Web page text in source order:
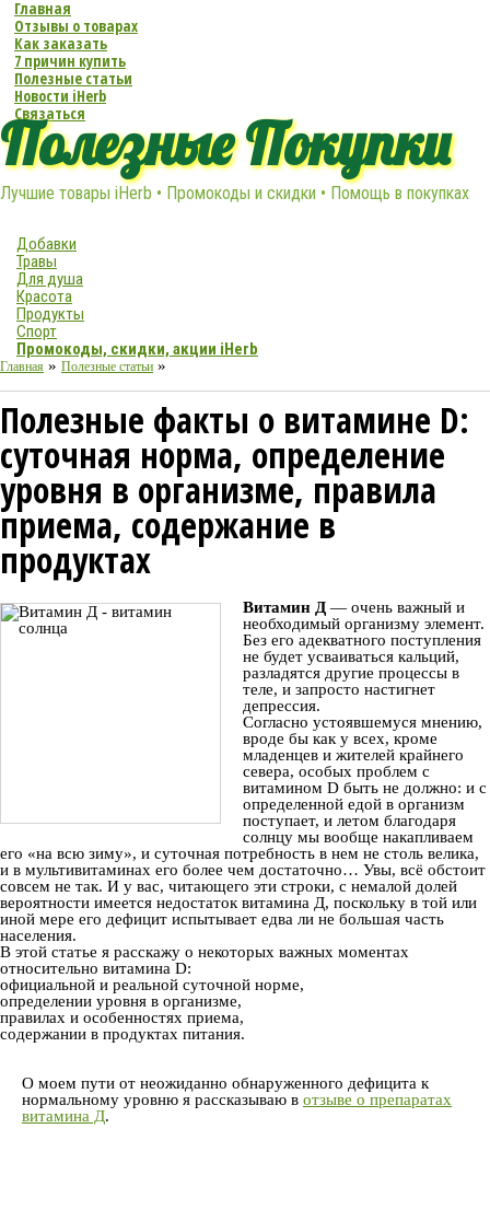
Главная
Отзывы о товарах
Как заказать
7 причин купить
Полезные статьи
Новости iHerb
Связаться
Полезные Покупки
Лучшие товары iHerb • Промокоды и скидки • Помощь в покупках
Добавки
Травы
Для душа
Красота
Продукты
Спорт
Промокоды, скидки, акции iHerb
Главная » Полезные статьи »
Полезные факты о витамине D:
суточная норма, определение
уровня в организме, правила
приема, содержание в
продуктах
Витамин Д — очень важный и
необходимый организму элемент.
Без его адекватного поступления
не будет усваиваться кальций,
разладятся другие процессы в
теле, и запросто настигнет
депрессия.
Согласно устоявшемуся мнению,
вроде бы как у всех, кроме
младенцев и жителей крайнего
севера, особых проблем с
витамином D быть не должно: и с
определенной едой в организм
поступает, и летом благодаря
солнцу мы вообще накапливаем
его «на всю зиму», и суточная потребность в нем не столь велика,
и в мультивитаминах его более чем достаточно… Увы, всё обстоит
совсем не так. И у вас, читающего эти строки, с немалой долей
вероятности имеется недостаток витамина Д, поскольку в той или
иной мере его дефицит испытывает едва ли не большая часть
населения.
В этой статье я расскажу о некоторых важных моментах
относительно витамина D:
официальной и реальной суточной норме,
определении уровня в организме,
правилах и особенностях приема,
содержании в продуктах питания.
О моем пути от неожиданно обнаруженного дефицита к
нормальному уровню я рассказываю в отзыве о препаратах
витамина Д.